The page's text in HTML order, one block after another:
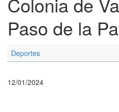
Paso de la
Deportes
12/01/2024